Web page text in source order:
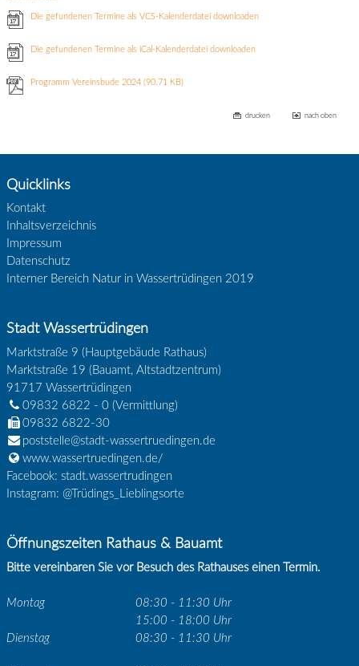
Die gefundenen Termine als VCS-Kalenderdatei downloaden
Die gefundenen Termine als iCal-Kalenderdatei downloaden
Programm Vereinsbude 2024(90.71 KB)
drucken nach oben
Quicklinks
Kontakt
Inhaltsverzeichnis
Impressum
Datenschutz
Interner Bereich Natur in Wassertrüdingen 2019
Stadt Wassertrüdingen
Marktstraße 9 (Hauptgebäude Rathaus)
Marktstraße 19 (Bauamt, Altstadtzentrum)
91717 Wassertrüdingen
09832 6822 - 0(Vermittlung)
09832 6822-30
poststelle@stadt-wassertruedingen.de
www.wassertruedingen.de/
Facebook: stadt.wassertrudingen
Instagram: @Trüdings_Lieblingsorte
Öffnungszeiten Rathaus & Bauamt
Bitte vereinbaren Sie vor Besuch des Rathauses einen Termin.
Montag
08:30 - 11:30 Uhr
15:00 - 18:00 Uhr
Dienstag
08:30 - 11:30 Uhr